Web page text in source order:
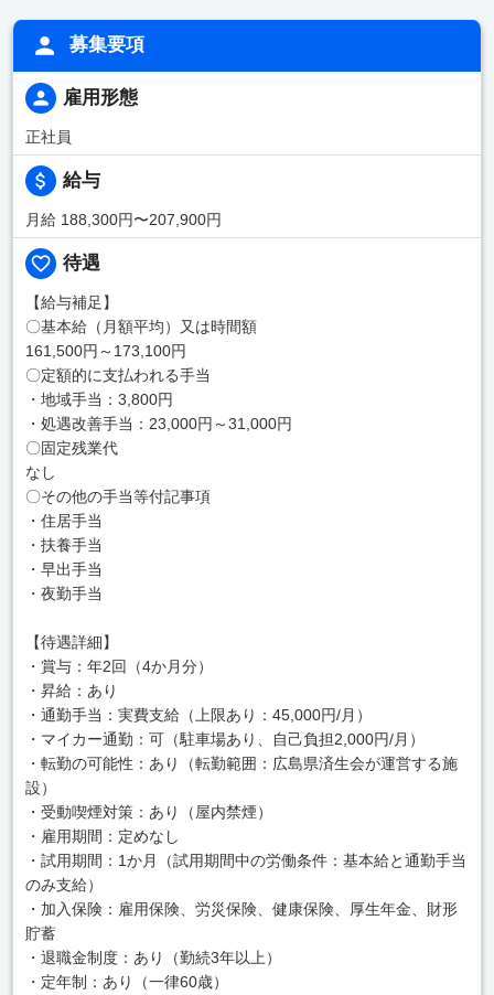
募集要項
雇用形態
正社員
給与
月給 188,300円〜207,900円
待遇
【給与補足】
〇基本給（月額平均）又は時間額
161,500円～173,100円
〇定額的に支払われる手当
・地域手当：3,800円
・処遇改善手当：23,000円～31,000円
〇固定残業代
なし
〇その他の手当等付記事項
・住居手当
・扶養手当
・早出手当
・夜勤手当
【待遇詳細】
・賞与：年2回（4か月分）
・昇給：あり
・通勤手当：実費支給（上限あり：45,000円/月）
・マイカー通勤：可（駐車場あり、自己負担2,000円/月）
・転勤の可能性：あり（転勤範囲：広島県済生会が運営する施
設）
・受動喫煙対策：あり（屋内禁煙）
・雇用期間：定めなし
・試用期間：1か月（試用期間中の労働条件：基本給と通勤手当
のみ支給）
・加入保険：雇用保険、労災保険、健康保険、厚生年金、財形
貯蓄
・退職金制度：あり（勤続3年以上）
・定年制：あり（一律60歳）